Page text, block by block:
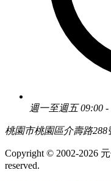
週一至週五 09:00 -
桃園市桃園區介壽路288
Copyright © 2002-2026
reserved.